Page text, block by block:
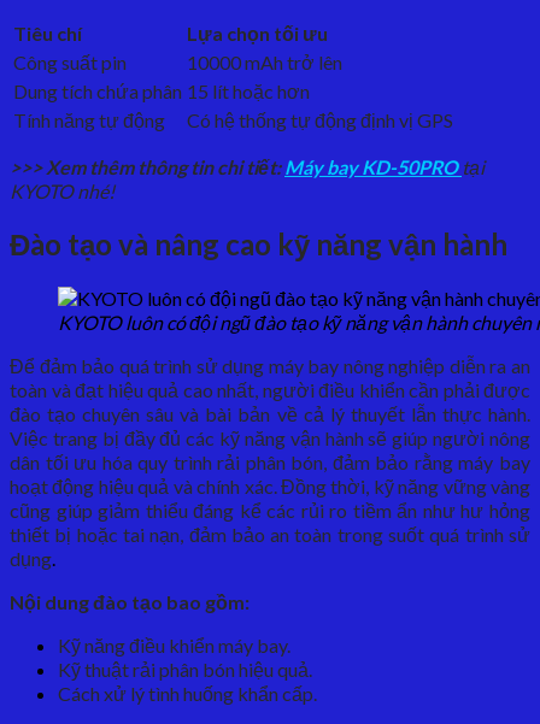
Tiêu chí
Lựa chọn tối ưu
Công suất pin
10000 mAh trở lên
Dung tích chứa phân 15 lít hoặc hơn
Tính năng tự động
Có hệ thống tự động định vị GPS
>>> Xem thêm thông tin chi tiết: Máy bay KD-50PRO tại
KYOTO nhé!
Đào tạo và nâng cao kỹ năng vận hành
KYOTO luôn có đội ngũ đào tạo kỹ năng vận hành chuyên
Để đảm bảo quá trình sử dụng máy bay nông nghiệp diễn ra an
toàn và đạt hiệu quả cao nhất, người điều khiển cần phải được
đào tạo chuyên sâu và bài bản về cả lý thuyết lẫn thực hành.
Việc trang bị đầy đủ các kỹ năng vận hành sẽ giúp người nông
dân tối ưu hóa quy trình rải phân bón, đảm bảo rằng máy bay
hoạt động hiệu quả và chính xác. Đồng thời, kỹ năng vững vàng
cũng giúp giảm thiểu đáng kể các rủi ro tiềm ẩn như hư hỏng
thiết bị hoặc tai nạn, đảm bảo an toàn trong suốt quá trình sử
dụng.
Nội dung đào tạo bao gồm:
Kỹ năng điều khiển máy bay.
Kỹ thuật rải phân bón hiệu quả.
Cách xử lý tình huống khẩn cấp.